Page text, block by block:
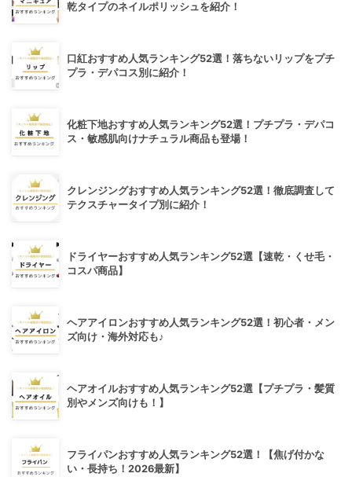
乾タイプのネイルポリッシュを紹介！
口紅おすすめ人気ランキング52選！落ちないリップをプチ
プラ・デパコス別に紹介！
化粧下地おすすめ人気ランキング52選！プチプラ・デパコ
ス・敏感肌向けナチュラル商品も登場！
クレンジングおすすめ人気ランキング52選！徹底調査して
テクスチャータイプ別に紹介！
ドライヤーおすすめ人気ランキング52選【速乾・くせ毛・
コスパ商品】
ヘアアイロンおすすめ人気ランキング52選！初心者・メン
ズ向け・海外対応も♪
ヘアオイルおすすめ人気ランキング52選【プチプラ・髪質
別やメンズ向けも！】
フライパンおすすめ人気ランキング52選！【焦げ付かな
い・長持ち！2026最新】